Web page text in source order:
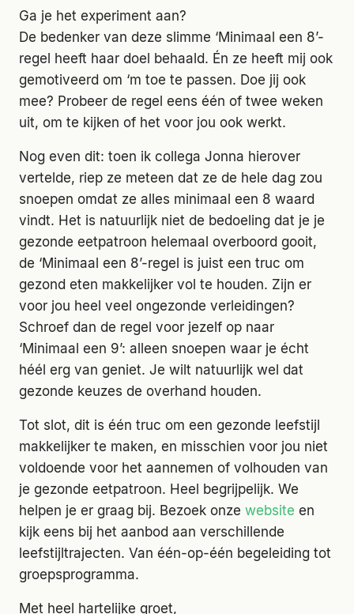
Ga je het experiment aan?
De bedenker van deze slimme ‘Minimaal een 8’-
regel heeft haar doel behaald. Én ze heeft mij ook
gemotiveerd om ‘m toe te passen. Doe jij ook
mee? Probeer de regel eens één of twee weken
uit, om te kijken of het voor jou ook werkt.
Nog even dit: toen ik collega Jonna hierover
vertelde, riep ze meteen dat ze de hele dag zou
snoepen omdat ze alles minimaal een 8 waard
vindt. Het is natuurlijk niet de bedoeling dat je je
gezonde eetpatroon helemaal overboord gooit,
de ‘Minimaal een 8’-regel is juist een truc om
gezond eten makkelijker vol te houden. Zijn er
voor jou heel veel ongezonde verleidingen?
Schroef dan de regel voor jezelf op naar
‘Minimaal een 9’: alleen snoepen waar je écht
héél erg van geniet. Je wilt natuurlijk wel dat
gezonde keuzes de overhand houden.
Tot slot, dit is één truc om een gezonde leefstijl
makkelijker te maken, en misschien voor jou niet
voldoende voor het aannemen of volhouden van
je gezonde eetpatroon. Heel begrijpelijk. We
helpen je er graag bij. Bezoek onze website en
kijk eens bij het aanbod aan verschillende
leefstijltrajecten. Van één-op-één begeleiding tot
groepsprogramma.
Met heel hartelijke groet,